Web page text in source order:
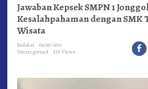
SMPN
JONGGOL
KESALAHPAHAMAN
WISATA
Jawaban Kepsek SMPN 1
Kesalahpahaman dengan SMK
Wisata
Redaksi
04/05/2017
Uncategorized
555 Views